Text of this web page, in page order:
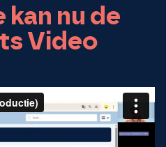
nu de
Video